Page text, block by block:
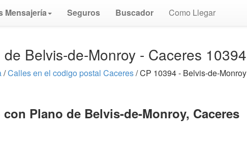
Mensajería Seguros Buscador Como Llegar
Belvis-de-Monroy - Caceres 10394
/Calles en el codigo postal Caceres/ CP 10394 - Belvis-de-Monroy
con Plano de Belvis-de-Monroy, Caceres